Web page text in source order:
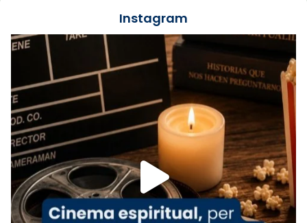
Recupera l'entrevista comp
Vatican
tican News 👇
www.vaticannews.va/es/iglesia/news/2026-
07/carmina-historia-depresion-papa-viaje-
espana-testimoni...
Foto
View on Facebook · Share
Arquebisbat de Barcelona
2 weeks ago
Instagram